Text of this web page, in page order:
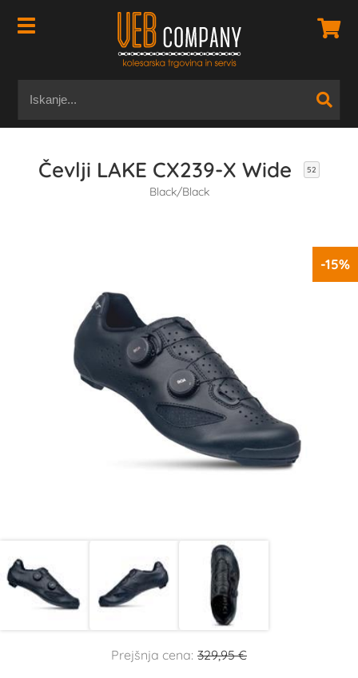
Čevlji LAKE CX239-X Wide 52
Black/Black
-15%
Prejšnja cena: 329,95 €